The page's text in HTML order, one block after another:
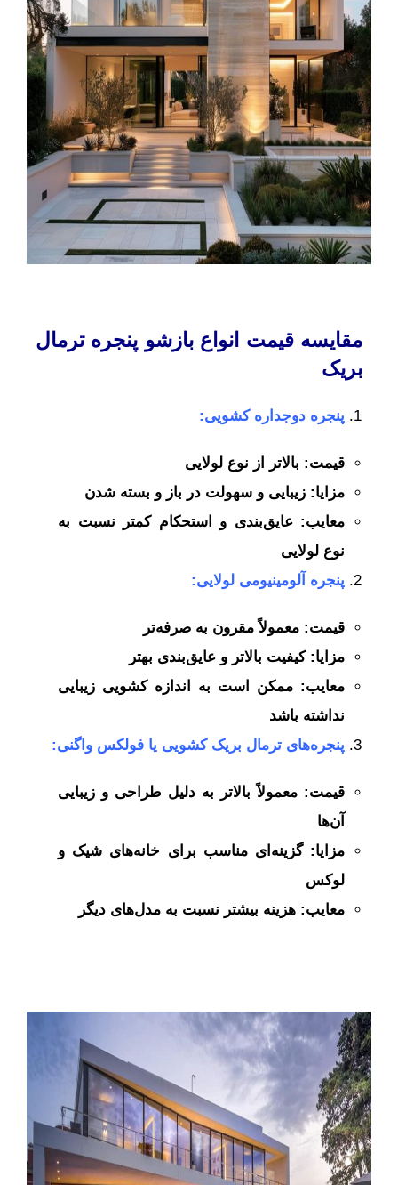
مقایسه قیمت انواع بازشو پنجره ترمال
بریک
پنجره دوجداره کشویی:
قیمت: بالاتر از نوع لولایی
مزایا: زیبایی و سهولت در باز و بسته شدن
معایب: عایق‌بندی و استحکام کمتر نسبت به
نوع لولایی
پنجره آلومینیومی لولایی:
قیمت: معمولاً مقرون به صرفه‌تر
مزایا: کیفیت بالاتر و عایق‌بندی بهتر
معایب: ممکن است به اندازه کشویی زیبایی
نداشته باشد
پنجره‌های ترمال بریک کشویی یا فولکس واگنی:
قیمت: معمولاً بالاتر به دلیل طراحی و زیبایی
آن‌ها
مزایا: گزینه‌ای مناسب برای خانه‌های شیک و
لوکس
معایب: هزینه بیشتر نسبت به مدل‌های دیگر